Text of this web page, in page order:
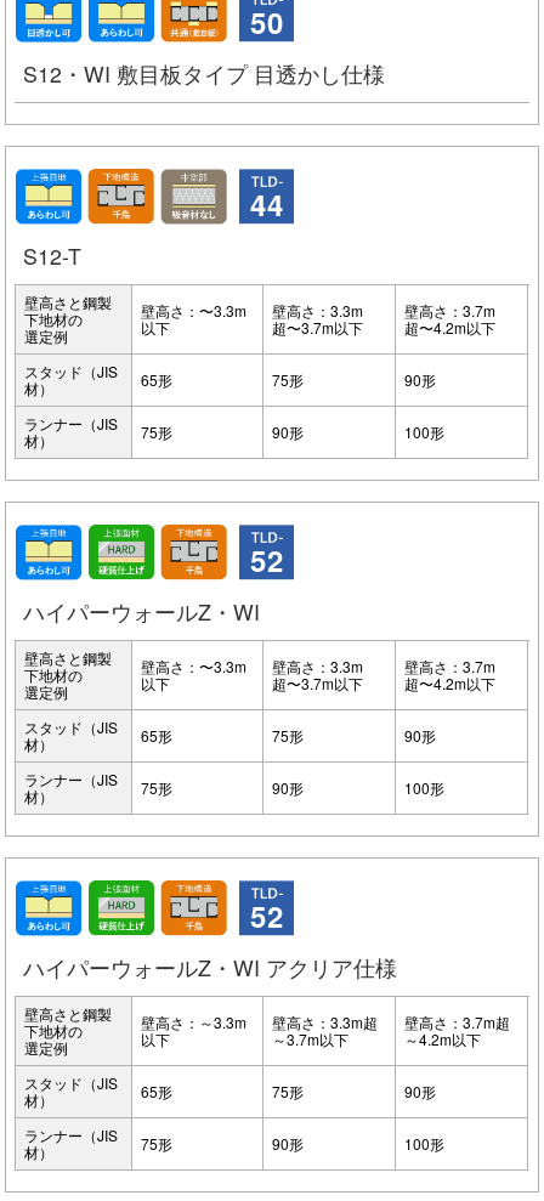
S12・WI 敷目板タイプ 目透かし仕様
50
S12-T
44
壁高さと鋼製
下地材の
選定例
壁高さ：〜3.3m
以下
壁高さ：3.3m
超〜3.7m以下
壁高さ：3.7m
超〜4.2m以下
スタッド（JIS
材）
65形 75形 90形
ランナー（JIS
材）
75形 90形 100形
ハイパーウォールZ・WI
52
壁高さと鋼製
下地材の
選定例
壁高さ：〜3.3m
以下
壁高さ：3.3m
超〜3.7m以下
壁高さ：3.7m
超〜4.2m以下
スタッド（JIS
材）
65形 75形 90形
ランナー（JIS
材）
75形 90形 100形
ハイパーウォールZ・WI アクリア仕様
52
壁高さと鋼製
下地材の
選定例
壁高さ：～3.3m
以下
壁高さ：3.3m超
～3.7m以下
壁高さ：3.7m超
～4.2m以下
スタッド（JIS
材）
65形 75形 90形
ランナー（JIS
材）
75形 90形 100形